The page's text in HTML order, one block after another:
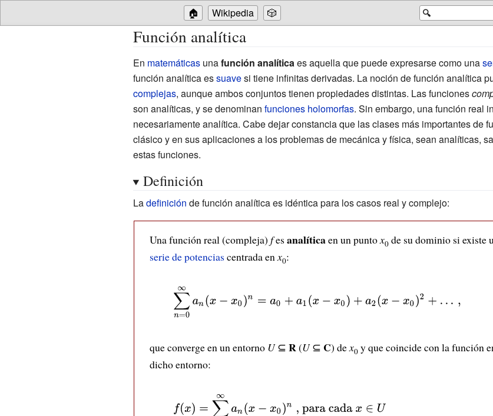
🔍
🏠 Wikipedia 🎲
Función analítica
En matemáticasunafunción analítica es aquella que puede expresarse como una
función analítica essuavesi tiene infinitas derivadas. La noción de función analítica
complejas, aunque ambos conjuntos tienen propiedades distintas. Las funciones
son analíticas, y se denominan funciones holomorfas. Sin embargo, una función real
necesariamente analítica. Cabe dejar constancia que las clases más importantes de
clásico y en sus aplicaciones a los problemas de mecánica y física, sean analíticas,
estas funciones.
Definición
Ladefinición de función analítica es idéntica para los casos real y complejo:
Una función real (compleja) fes analíticaen un puntox0de su dominio si existe
serie de potencias centrada enx0:
{\displaystyle \sum
_{n=0}^{\infty }a_{n}(x-
(x-x_{0})+a_{2}(x-
x_{0})^{2}+\ldots \,,}
que converge en un entorno U ⊆ R(U ⊆ C) dex0y que coincide con la función
dicho entorno:
{\displaystyle